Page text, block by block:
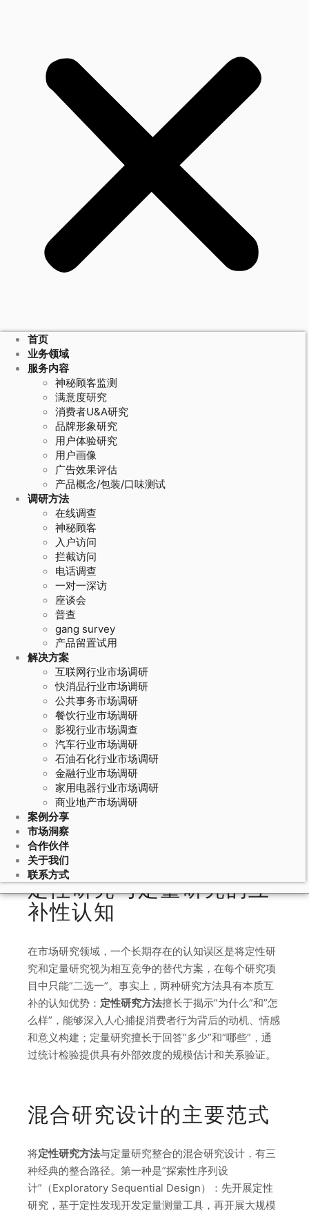
首页
业务领域
服务内容
神秘顾客监测
满意度研究
消费者U&A研究
品牌形象研究
用户体验研究
用户画像
广告效果评估
产品概念/包装/口味测试
调研方法
在线调查
神秘顾客
入户访问
拦截访问
电话调查
一对一深访
座谈会
普查
gang survey
产品留置试用
解决方案
互联网行业市场调研
快消品行业市场调研
公共事务市场调研
餐饮行业市场调研
影视行业市场调查
汽车行业市场调研
石油石化行业市场调研
金融行业市场调研
家用电器行业市场调研
商业地产市场调研
案例分享
市场洞察
合作伙伴
关于我们
联系方式
May 23, 2026
定性研究方法与定量研究的互补：混
合研究设计中质性和量性数据的整合
定性研究与定量研究的互
补性认知
在市场研究领域，一个长期存在的认知误区是将定性研
究和定量研究视为相互竞争的替代方案，在每个研究项
目中只能”二选一”。事实上，两种研究方法具有本质互
补的认知优势： 定性研究方法擅长于揭示”为什么”和”怎
么样”，能够深入人心捕捉消费者行为背后的动机、情感
和意义构建；定量研究擅长于回答”多少”和”哪些”，通
过统计检验提供具有外部效度的规模估计和关系验证。
混合研究设计的主要范式
将定性研究方法与定量研究整合的混合研究设计，有三
种经典的整合路径。第一种是”探索性序列设
计”（Exploratory Sequential Design）：先开展定性
研究，基于定性发现开发定量测量工具，再开展大规模